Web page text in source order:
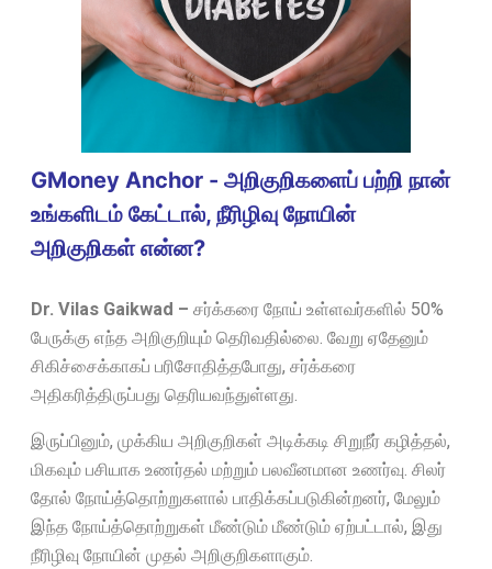
GMoney Anchor - அறிகுறிகளைப் பற்றி நான்
உங்களிடம் கேட்டால், நீரிழிவு நோயின்
அறிகுறிகள் என்ன?
Dr. Vilas Gaikwad – சர்க்கரை நோய் உள்ளவர்களில் 50%
பேருக்கு எந்த அறிகுறியும் தெரிவதில்லை. வேறு ஏதேனும்
சிகிச்சைக்காகப் பரிசோதித்தபோது, சர்க்கரை
அதிகரித்திருப்பது தெரியவந்துள்ளது.
இருப்பினும், முக்கிய அறிகுறிகள் அடிக்கடி சிறுநீர் கழித்தல்,
மிகவும் பசியாக உணர்தல் மற்றும் பலவீனமான உணர்வு. சிலர்
தோல் நோய்த்தொற்றுகளால் பாதிக்கப்படுகின்றனர், மேலும்
இந்த நோய்த்தொற்றுகள் மீண்டும் மீண்டும் ஏற்பட்டால், இது
நீரிழிவு நோயின் முதல் அறிகுறிகளாகும்.